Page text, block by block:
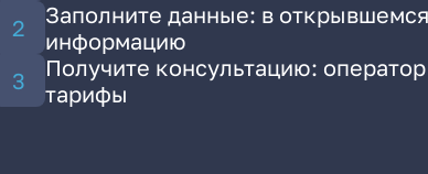
Заполните данные: в
информацию
Получите консультацию:
тарифы